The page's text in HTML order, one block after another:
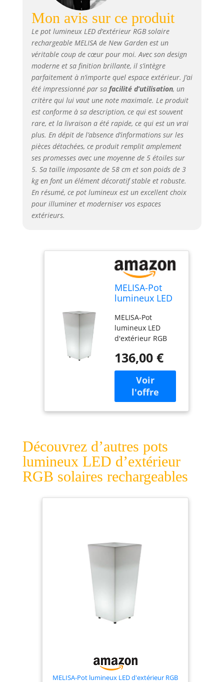
Mon avis sur ce produit
Le pot lumineux LED d’extérieur RGB solaire
rechargeable MELISA de New Garden est un
véritable coup de cœur pour moi. Avec son design
moderne et sa finition brillante, il s’intègre
parfaitement à n’importe quel espace extérieur. J’ai
été impressionné par sa facilité d’utilisation, un
critère qui lui vaut une note maximale. Le produit
est conforme à sa description, ce qui est souvent
rare, et la livraison a été rapide, ce qui est un vrai
plus. En dépit de l’absence d’informations sur les
pièces détachées, ce produit remplit amplement
ses promesses avec une moyenne de 5 étoiles sur
5. Sa taille imposante de 58 cm et son poids de 3
kg en font un élément décoratif stable et robuste.
En résumé, ce pot lumineux est un excellent choix
pour illuminer et moderniser vos espaces
extérieurs.
MELISA-Pot
lumineux LED
RGB solaire
rechargeable
H58cm Blanc
New Garden
MELISA-Pot
lumineux LED
d'extérieur RGB
rechargeable
H58cm Blanc New
Garden H 58cm / L
30cm / base L
21cm / profondeur
de plantation 25cm
136,00 €
Découvrez d’autres pots
lumineux LED d’extérieur
RGB solaires rechargeables
MELISA-Pot lumineux LED d'extérieur RGB